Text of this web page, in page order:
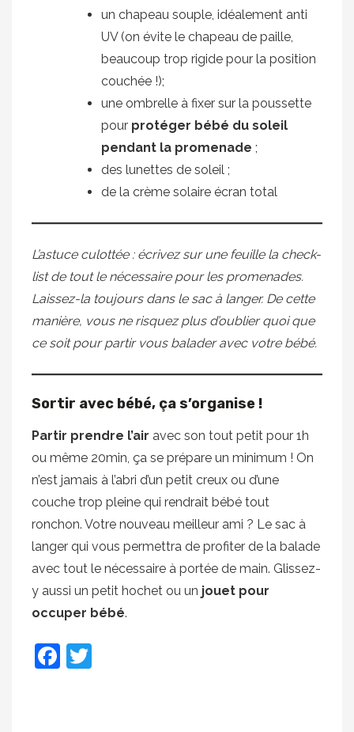
un chapeau souple, idéalement anti
UV (on évite le chapeau de paille,
beaucoup trop rigide pour la position
couchée !);
une ombrelle à fixer sur la poussette
pour protéger bébé du soleil
pendant la promenade ;
des lunettes de soleil ;
de la crème solaire écran total
L’astuce culottée : écrivez sur une feuille la check-
list de tout le nécessaire pour les promenades.
Laissez-la toujours dans le sac à langer. De cette
manière, vous ne risquez plus d’oublier quoi que
ce soit pour partir vous balader avec votre bébé.
Sortir avec bébé, ça s’organise !
Partir prendre l’air avec son tout petit pour 1h
ou même 20min, ça se prépare un minimum ! On
n’est jamais à l’abri d’un petit creux ou d’une
couche trop pleine qui rendrait bébé tout
ronchon. Votre nouveau meilleur ami ? Le sac à
langer qui vous permettra de profiter de la balade
avec tout le nécessaire à portée de main. Glissez-
y aussi un petit hochet ou un jouet pour
occuper bébé.
Facebook